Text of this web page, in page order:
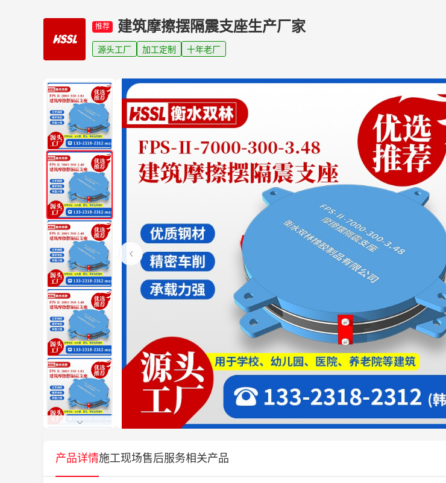
推荐 建筑摩擦摆隔震支座生产厂家
源头工厂 加工定制 十年老厂
产品详情施工现场售后服务相关产品